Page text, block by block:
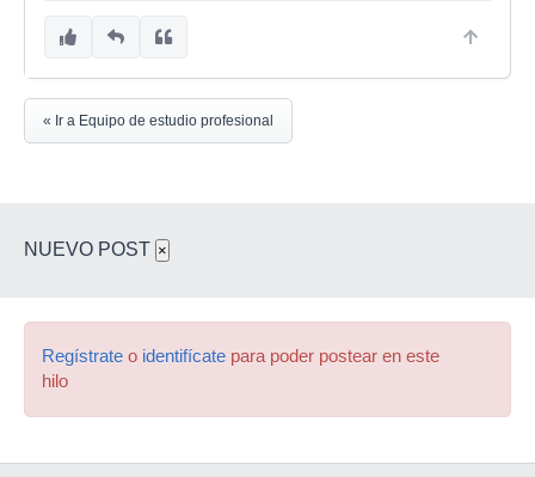
« Ir a Equipo de estudio profesional
NUEVO POST ×
Regístrate o identifícate para poder postear en este
hilo